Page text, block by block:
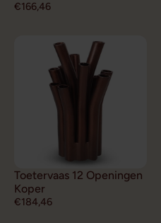
€166,46
Toetervaas 12 Openingen
Koper
€184,46